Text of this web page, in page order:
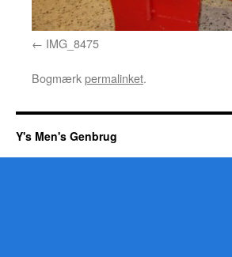
IMG_8475
Bogmærkpermalinket.
Y's Men's Genbrug